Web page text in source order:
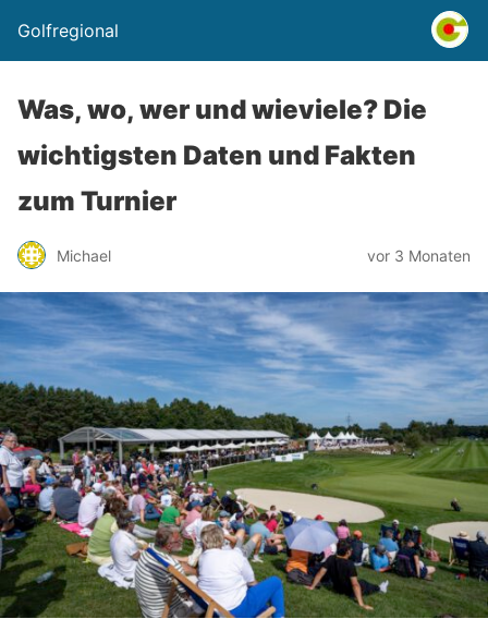
Golfregional
Was, wo, wer und wieviele? Die
wichtigsten Daten und Fakten
zum Turnier
Michael vor 3 Monaten